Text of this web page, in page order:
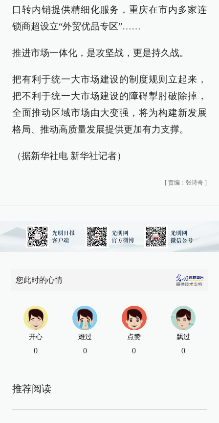
口转内销提供精细化服务，重庆在市内多家连
锁商超设立“外贸优品专区”……
推进市场一体化，是攻坚战，更是持久战。
把有利于统一大市场建设的制度规则立起来，
把不利于统一大市场建设的障碍掣肘破除掉，
全面推动区域市场由大变强，将为构建新发展
格局、推动高质量发展提供更加有力支撑。
（据新华社电 新华社记者）
[ 责编：张诗奇 ]
您此时的心情
开心
0
难过
0
点赞
0
飘过
0
推荐阅读